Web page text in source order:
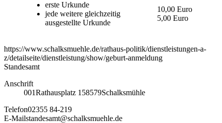
erste Urkunde
jede weitere gleichzeitig
ausgestellte Urkunde
10,00 Euro
5,00 Euro
https://www.schalksmuehle.de/rathaus-politik/dienstleistungen-a-
z/detailseite/dienstleistung/show/geburt-anmeldung
Standesamt
Anschrift
001Rathausplatz 1 58579Schalksmühle
Telefon02355 84-219
E-Mailstandesamt@schalksmuehle.de